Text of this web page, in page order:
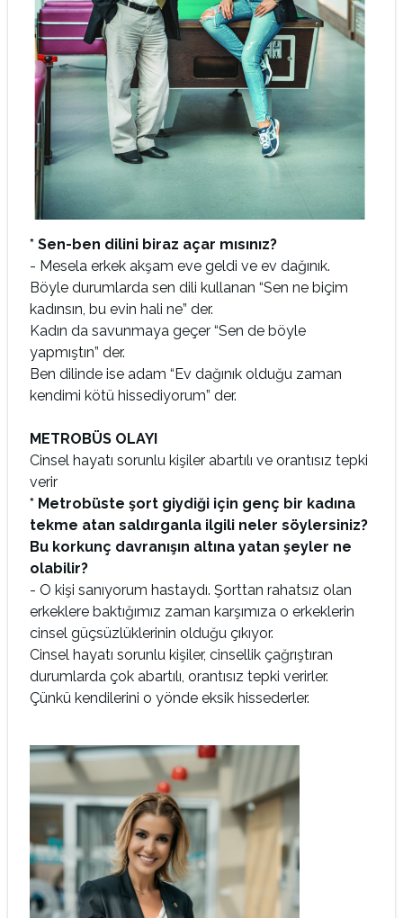
* Sen-ben dilini biraz açar mısınız?
- Mesela erkek akşam eve geldi ve ev dağınık.
Böyle durumlarda sen dili kullanan “Sen ne biçim
kadınsın, bu evin hali ne” der.
Kadın da savunmaya geçer “Sen de böyle
yapmıştın” der.
Ben dilinde ise adam “Ev dağınık olduğu zaman
kendimi kötü hissediyorum” der.
METROBÜS OLAYI
Cinsel hayatı sorunlu kişiler abartılı ve orantısız tepki
verir
* Metrobüste şort giydiği için genç bir kadına
tekme atan saldırganla ilgili neler söylersiniz?
Bu korkunç davranışın altına yatan şeyler ne
olabilir?
- O kişi sanıyorum hastaydı. Şorttan rahatsız olan
erkeklere baktığımız zaman karşımıza o erkeklerin
cinsel güçsüzlüklerinin olduğu çıkıyor.
Cinsel hayatı sorunlu kişiler, cinsellik çağrıştıran
durumlarda çok abartılı, orantısız tepki verirler.
Çünkü kendilerini o yönde eksik hissederler.